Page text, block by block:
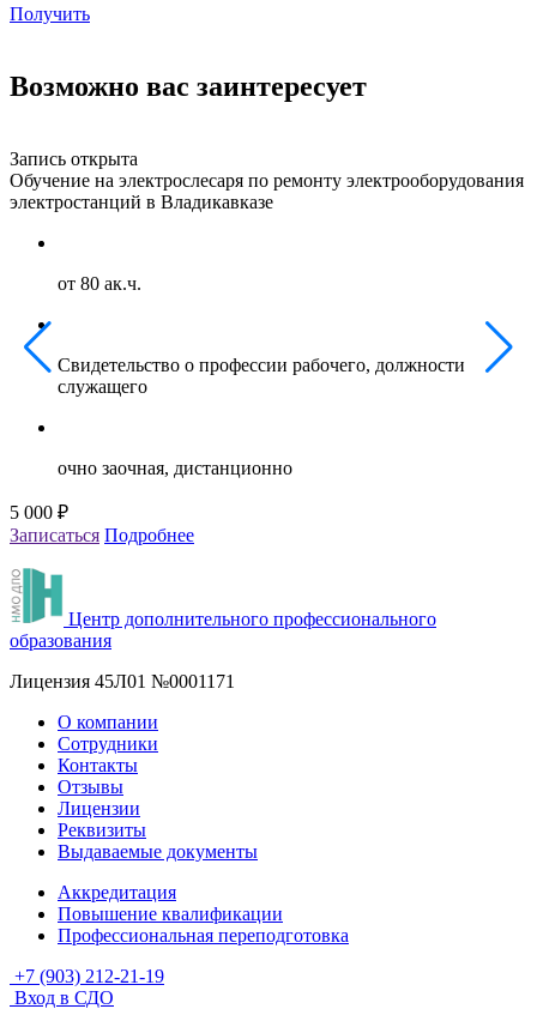
Получить
Возможно вас заинтересует
Запись открыта
Обучение на электрослесаря по ремонту электрооборудования
электростанций в Владикавказе
от 80 ак.ч.
Свидетельство о профессии рабочего, должности
служащего
очно заочная, дистанционно
5 000 ₽
Записаться Подробнее
Центр дополнительного профессионального
образования
Лицензия 45Л01 №0001171
О компании
Сотрудники
Контакты
Отзывы
Лицензии
Реквизиты
Выдаваемые документы
Аккредитация
Повышение квалификации
Профессиональная переподготовка
+7 (903) 212-21-19
Вход в СДО